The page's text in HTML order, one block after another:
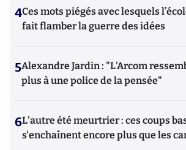
4Ces mots piégés avec lesquels
fait flamber la guerre des idées
5Alexandre Jardin : "L'Arcom
plus à une police de la pensée"
6L'autre été meurtrier : ces coups
s'enchaînent encore plus que les